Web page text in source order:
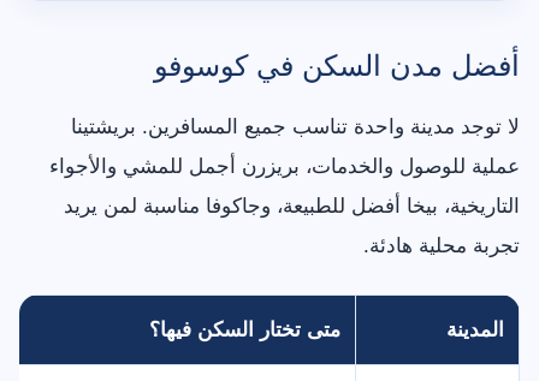
أفضل مدن السكن في كوسوفو
لا توجد مدينة واحدة تناسب جميع المسافرين. بريشتينا
عملية للوصول والخدمات، بريزرن أجمل للمشي والأجواء
التاريخية، بيخا أفضل للطبيعة، وجاكوفا مناسبة لمن يريد
تجربة محلية هادئة.
المدينة متى تختار السكن فيها؟